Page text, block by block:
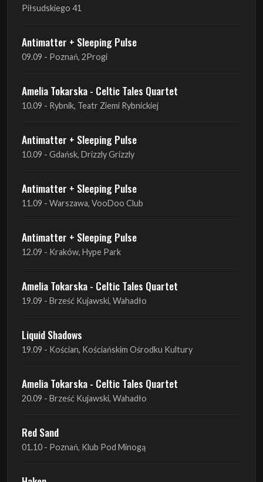
Piłsudskiego 41
Antimatter + Sleeping Pulse
09.09 - Poznań, 2Progi
Amelia Tokarska - Celtic Tales Quartet
10.09 - Rybnik, Teatr Ziemi Rybnickiej
Antimatter + Sleeping Pulse
10.09 - Gdańsk, Drizzly Grizzly
Antimatter + Sleeping Pulse
11.09 - Warszawa, VooDoo Club
Antimatter + Sleeping Pulse
12.09 - Kraków, Hype Park
Amelia Tokarska - Celtic Tales Quartet
19.09 - Brześć Kujawski, Wahadło
Liquid Shadows
19.09 - Kościan, Kościańskim Ośrodku Kultury
Amelia Tokarska - Celtic Tales Quartet
20.09 - Brześć Kujawski, Wahadło
Red Sand
01.10 - Poznań, Klub Pod Minogą